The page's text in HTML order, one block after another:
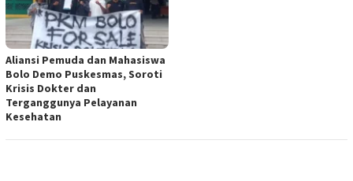
Aliansi Pemuda dan Mahasiswa
Bolo Demo Puskesmas, Soroti
Krisis Dokter dan
Terganggunya Pelayanan
Kesehatan